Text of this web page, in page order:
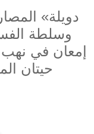
وسلطة
إمعان في
حيتان